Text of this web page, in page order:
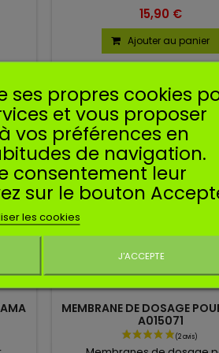
Correspond à la référence
Vendu en lot de 10.
15,90 €
Ajouter au panier
MEMBRANE DE DOSAGE
A015071
ses propres cookies
et vous proposer
vos préférences en
de navigation.
consentement leur
sur le bouton
les cookies
J'ACCEPTE
Ne plus